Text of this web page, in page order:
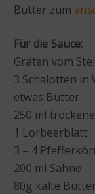
Butter zum
Für die Sauce:
Gräten vom
3 Schalotten in
etwas Butter
250 ml
1 Lorbeerblatt
3 – 4
200 ml Sahne
80g kalte